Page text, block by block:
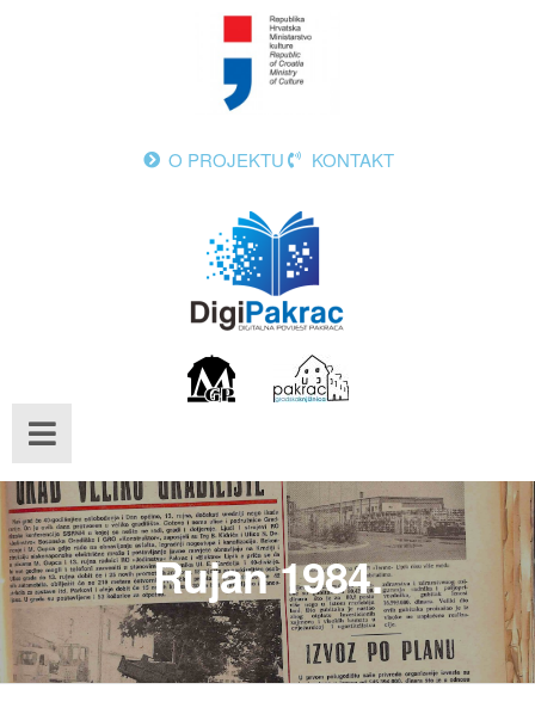
O PROJEKTU KONTAKT
Rujan 1984.